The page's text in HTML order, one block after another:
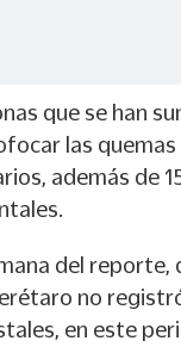
que se han
las
además de
del reporte,
no
en este